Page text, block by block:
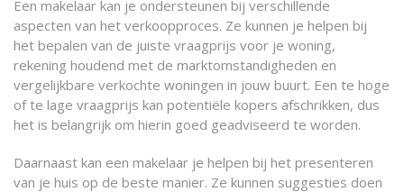
Een makelaar kan je ondersteunen bij verschillende
aspecten van het verkoopproces. Ze kunnen je helpen bij
het bepalen van de juiste vraagprijs voor je woning,
rekening houdend met de marktomstandigheden en
vergelijkbare verkochte woningen in jouw buurt. Een te hoge
of te lage vraagprijs kan potentiële kopers afschrikken, dus
het is belangrijk om hierin goed geadviseerd te worden.
Daarnaast kan een makelaar je helpen bij het presenteren
van je huis op de beste manier. Ze kunnen suggesties doen